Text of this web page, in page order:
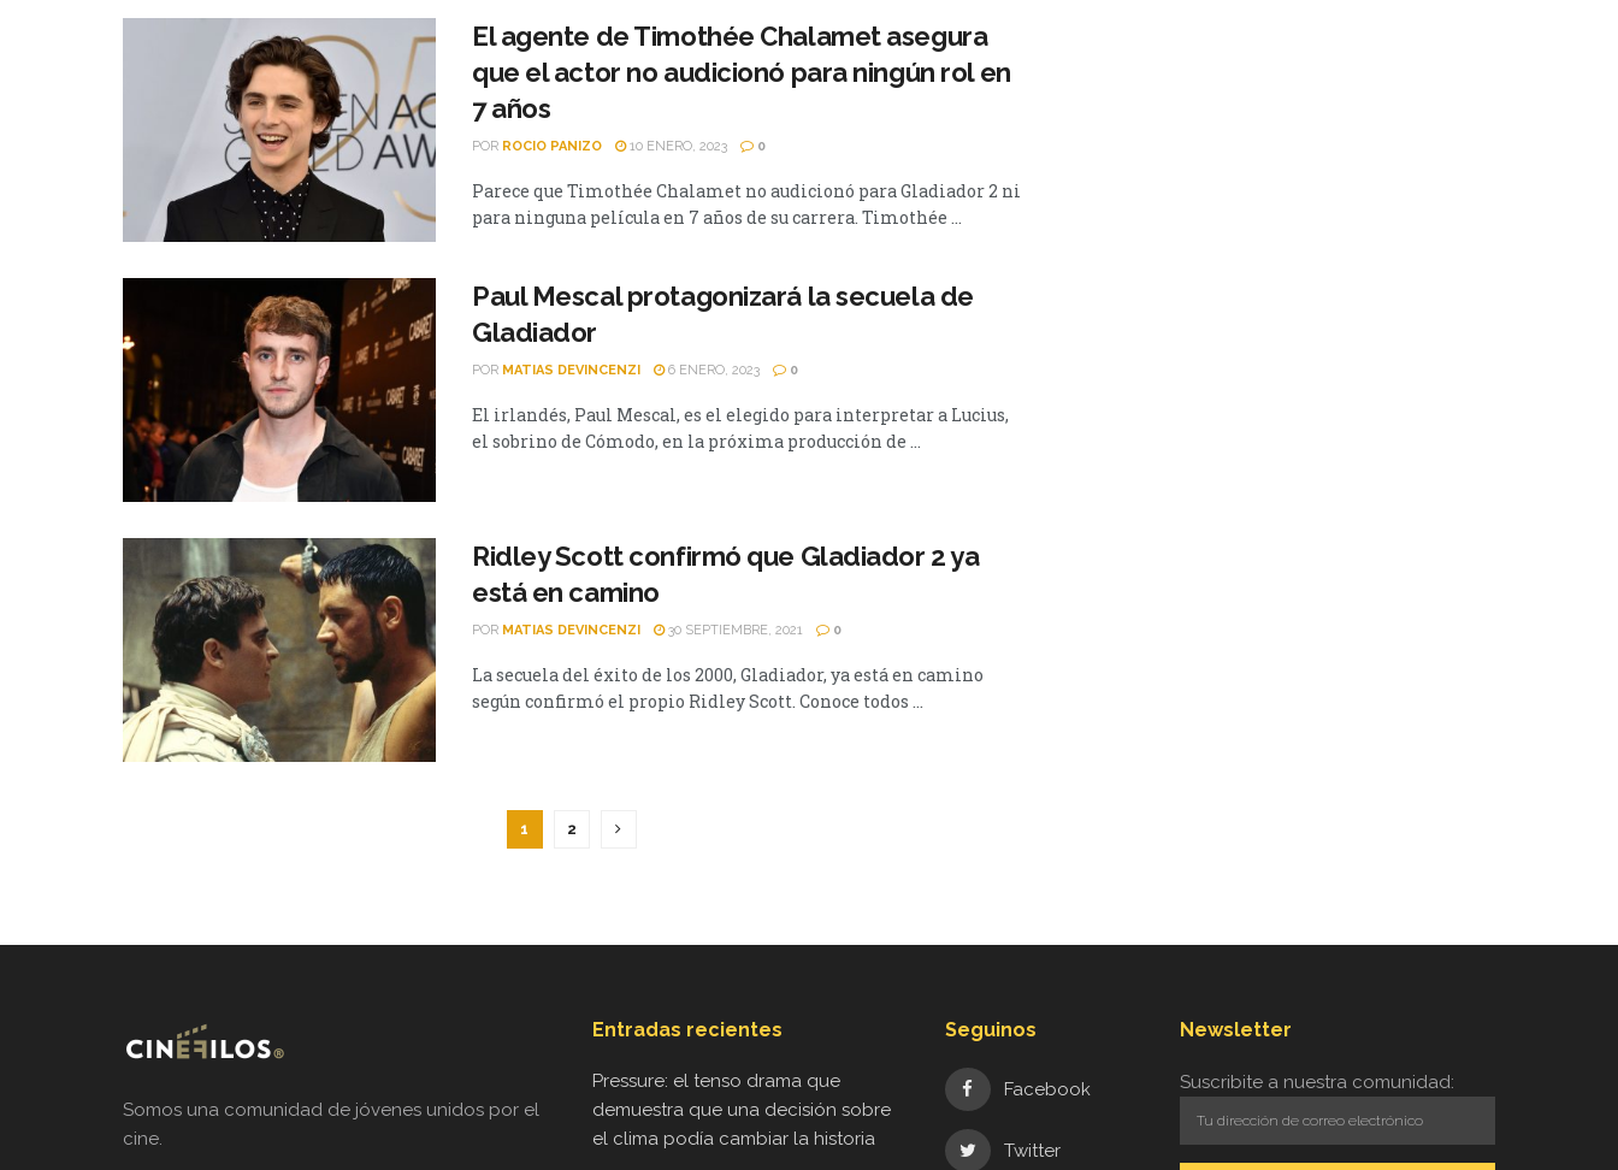
El agente de Timothée Chalamet asegura
que el actor no audicionó para ningún rol en
7 años
POR ROCIO PANIZO 10 ENERO, 2023 0
Parece que Timothée Chalamet no audicionó para Gladiador 2 ni
para ninguna película en 7 años de su carrera. Timothée ...
Paul Mescal protagonizará la secuela de
Gladiador
POR MATIAS DEVINCENZI 6 ENERO, 2023 0
El irlandés, Paul Mescal, es el elegido para interpretar a Lucius,
el sobrino de Cómodo, en la próxima producción de ...
Ridley Scott confirmó que Gladiador 2 ya
está en camino
POR MATIAS DEVINCENZI 30 SEPTIEMBRE, 2021 0
La secuela del éxito de los 2000, Gladiador, ya está en camino
según confirmó el propio Ridley Scott. Conoce todos ...
1 2
Somos una comunidad de jóvenes unidos por el
cine.
Entradas recientes
Pressure: el tenso drama que
demuestra que una decisión sobre
el clima podía cambiar la historia
Seguinos
Facebook
Twitter
Newsletter
Suscribite a nuestra comunidad: